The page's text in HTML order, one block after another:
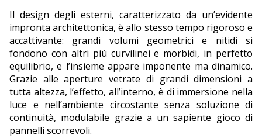
Il design degli esterni, caratterizzato da un’evidente
impronta architettonica, è allo stesso tempo rigoroso e
accattivante: grandi volumi geometrici e nitidi si
fondono con altri più curvilinei e morbidi, in perfetto
equilibrio, e l’insieme appare imponente ma dinamico.
Grazie alle aperture vetrate di grandi dimensioni a
tutta altezza, l’effetto, all’interno, è di immersione nella
luce e nell’ambiente circostante senza soluzione di
continuità, modulabile grazie a un sapiente gioco di
pannelli scorrevoli.